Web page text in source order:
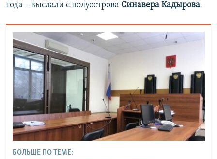
года – выслали с полуострова Синавера Кадырова.
БОЛЬШЕ ПО ТЕМЕ: